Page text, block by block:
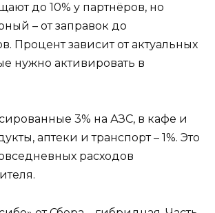
до 10% у партнёров, но
– от заправок до
Процент зависит от актуальных
нужно активировать в
3% на АЗС, в кафе и
аптеки и транспорт – 1%. Это
расходов